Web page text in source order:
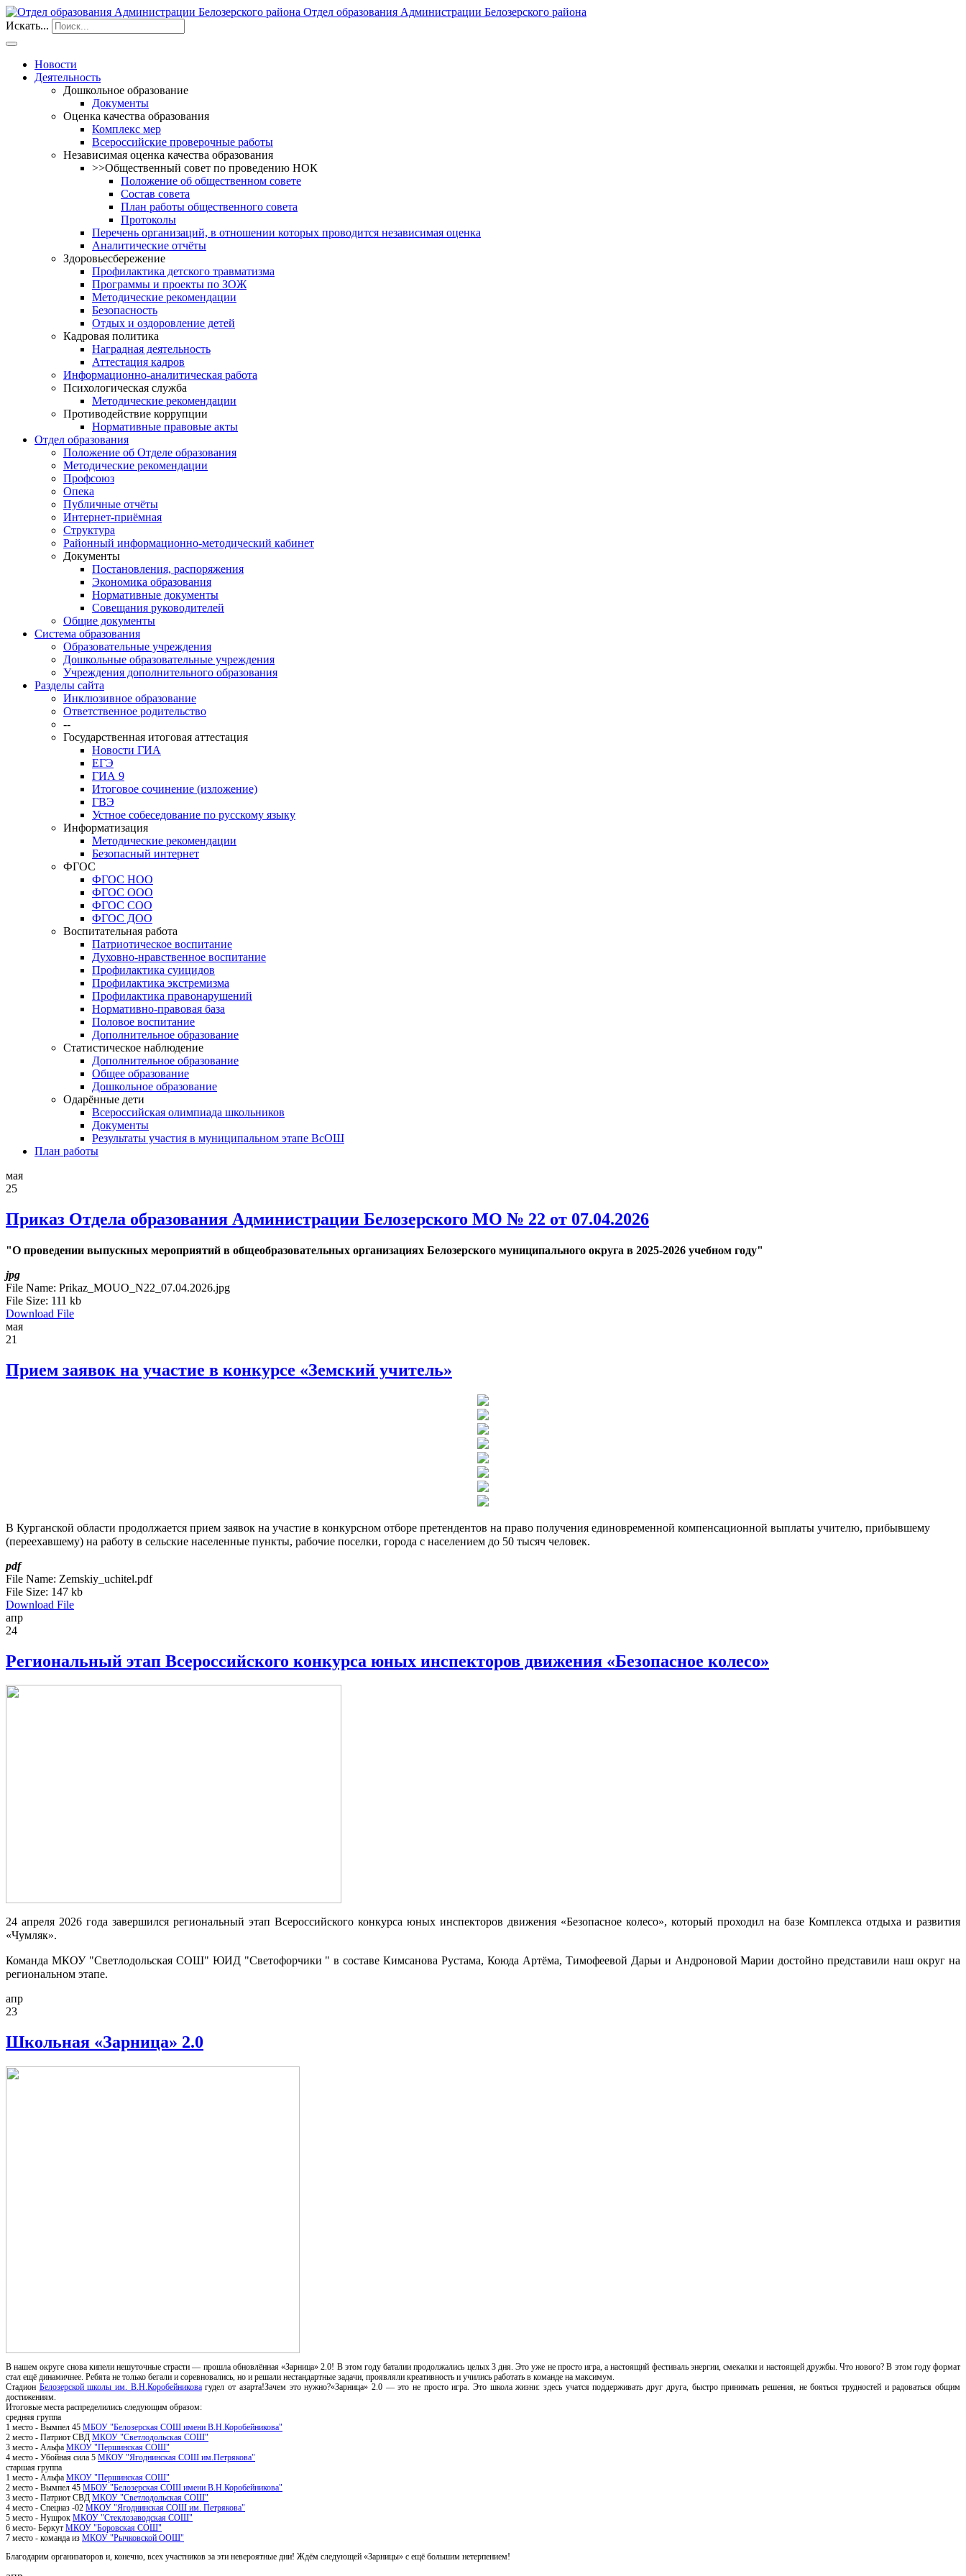
Отдел образования Администрации Белозерского района
Искать...
Новости
Деятельность
Дошкольное образование
Документы
Оценка качества образования
Комплекс мер
Всероссийские проверочные работы
Независимая оценка качества образования
>>Общественный совет по проведению НОК
Положение об общественном совете
Состав совета
План работы общественного совета
Протоколы
Перечень организаций, в отношении которых проводится независимая оценка
Аналитические отчёты
Здоровьесбережение
Профилактика детского травматизма
Программы и проекты по ЗОЖ
Методические рекомендации
Безопасность
Отдых и оздоровление детей
Кадровая политика
Наградная деятельность
Аттестация кадров
Информационно-аналитическая работа
Психологическая служба
Методические рекомендации
Противодействие коррупции
Нормативные правовые акты
Отдел образования
Положение об Отделе образования
Методические рекомендации
Профсоюз
Опека
Публичные отчёты
Интернет-приёмная
Структура
Районный информационно-методический кабинет
Документы
Постановления, распоряжения
Экономика образования
Нормативные документы
Совещания руководителей
Общие документы
Система образования
Образовательные учреждения
Дошкольные образовательные учреждения
Учреждения дополнительного образования
Разделы сайта
Инклюзивное образование
Ответственное родительство
--
Государственная итоговая аттестация
Новости ГИА
ЕГЭ
ГИА 9
Итоговое сочинение (изложение)
ГВЭ
Устное собеседование по русскому языку
Информатизация
Методические рекомендации
Безопасный интернет
ФГОС
ФГОС НОО
ФГОС ООО
ФГОС СОО
ФГОС ДОО
Воспитательная работа
Патриотическое воспитание
Духовно-нравственное воспитание
Профилактика суицидов
Профилактика экстремизма
Профилактика правонарушений
Нормативно-правовая база
Половое воспитание
Дополнительное образование
Статистическое наблюдение
Дополнительное образование
Общее образование
Дошкольное образование
Одарённые дети
Всероссийская олимпиада школьников
Документы
Результаты участия в муниципальном этапе ВсОШ
План работы
мая
25
Приказ Отдела образования Администрации Белозерского МО № 22 от 07.04.2026
"О проведении выпускных мероприятий в общеобразовательных организациях Белозерского муниципального округа в 2025-2026 учебном году"
jpg
File Name: Prikaz_MOUO_N22_07.04.2026.jpg
File Size: 111 kb
Download File
мая
21
Прием заявок на участие в конкурсе «Земский учитель»
В Курганской области продолжается прием заявок на участие в конкурсном отборе претендентов на право получения единовременной компенсационной выплаты учителю, прибывшему
(переехавшему) на работу в сельские населенные пункты, рабочие поселки, города с населением до 50 тысяч человек.
pdf
File Name: Zemskiy_uchitel.pdf
File Size: 147 kb
Download File
апр
24
Региональный этап Всероссийского конкурса юных инспекторов движения «Безопасное колесо»
24 апреля 2026 года завершился региональный этап Всероссийского конкурса юных инспекторов движения «Безопасное колесо», который проходил на базе Комплекса отдыха и развития
«Чумляк».
Команда МКОУ "Светлодольская СОШ" ЮИД "Светофорчики " в составе Кимсанова Рустама, Коюда Артёма, Тимофеевой Дарьи и Андроновой Марии достойно представили наш округ на
региональном этапе.
апр
23
Школьная «Зарница» 2.0
В нашем округе снова кипели нешуточные страсти — прошла обновлённая «Зарница» 2.0! В этом году баталии продолжались целых 3 дня. Это уже не просто игра, а настоящий фестиваль энергии, смекалки и настоящей дружбы. Что нового? В этом году формат
стал ещё динамичнее. Ребята не только бегали и соревновались, но и решали нестандартные задачи, проявляли креативность и учились работать в команде на максимум.
Стадион Белозерской школы им. В.Н.Коробейниковагудел от азарта!Зачем это нужно?«Зарница» 2.0 — это не просто игра. Это школа жизни: здесь учатся поддерживать друг друга, быстро принимать решения, не бояться трудностей и радоваться общим
достижениям.
Итоговые места распределились следующим образом:
средняя группа
1 место - Вымпел 45 МБОУ "Белозерская СОШ имени В.Н.Коробейникова"
2 место - Патриот СВД МКОУ "Светлодольская СОШ"
3 место - Альфа МКОУ "Першинская СОШ"
4 место - Убойная сила 5 МКОУ "Ягоднинская СОШ им.Петрякова"
старшая группа
1 место - Альфа МКОУ "Першинская СОШ"
2 место - Вымпел 45 МБОУ "Белозерская СОШ имени В.Н.Коробейникова"
3 место - Патриот СВД МКОУ "Светлодольская СОШ"
4 место - Спецназ -02 МКОУ "Ягоднинская СОШ им. Петрякова"
5 место - Нушрок МКОУ "Стеклозаводская СОШ"
6 место- Беркут МКОУ "Боровская СОШ"
7 место - команда из МКОУ "Рычковской ООШ"
Благодарим организаторов и, конечно, всех участников за эти невероятные дни! Ждём следующей «Зарницы» с ещё большим нетерпением!